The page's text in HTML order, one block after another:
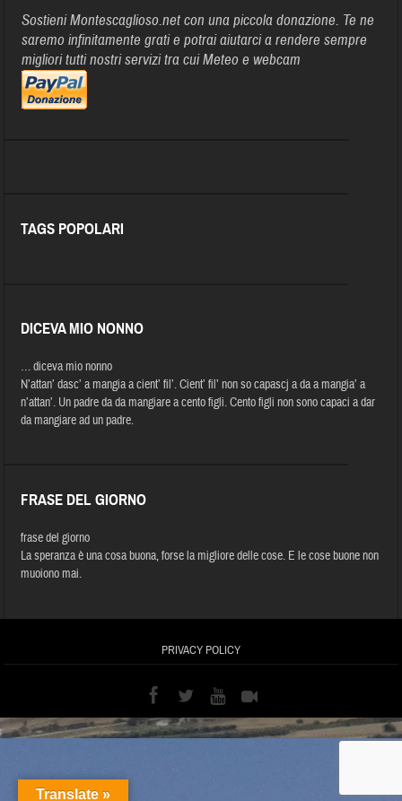
Sostieni Montescaglioso.net con una piccola donazione. Te ne
saremo infinitamente grati e potrai aiutarci a rendere sempre
migliori tutti nostri servizi tra cui Meteo e webcam
TAGS POPOLARI
DICEVA MIO NONNO
… diceva mio nonno
N’attan’ dasc’ a mangia a cient’ fil’. Cient’ fil’ non so capascj a da a mangia’ a
n’attan’. Un padre da da mangiare a cento figli. Cento figli non sono capaci a dar
da mangiare ad un padre.
FRASE DEL GIORNO
frase del giorno
La speranza è una cosa buona, forse la migliore delle cose. E le cose buone non
muoiono mai.
PRIVACY POLICY
Translate »